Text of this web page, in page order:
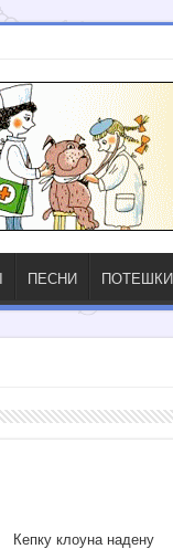
ПЕСНИ ПОТЕШКИ
Кепку клоуна надену